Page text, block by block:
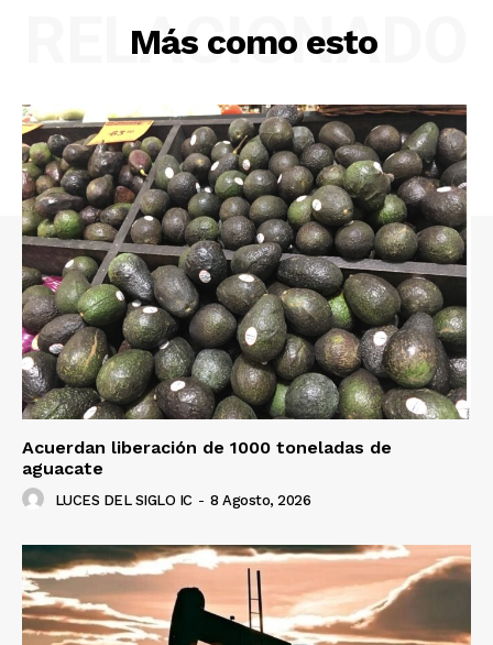
Más como esto
RELACIONADO
Acuerdan liberación de 1000 toneladas de
aguacate
LUCES DEL SIGLO IC - 8 Agosto, 2026